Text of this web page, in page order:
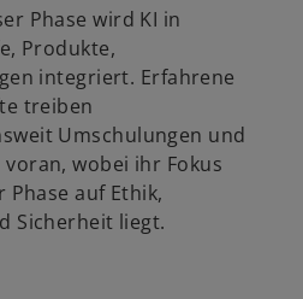
Phase wird KI in
Produkte,
integriert. Erfahrene
treiben
Umschulungen und
wobei ihr Fokus
Phase auf Ethik,
Sicherheit liegt.